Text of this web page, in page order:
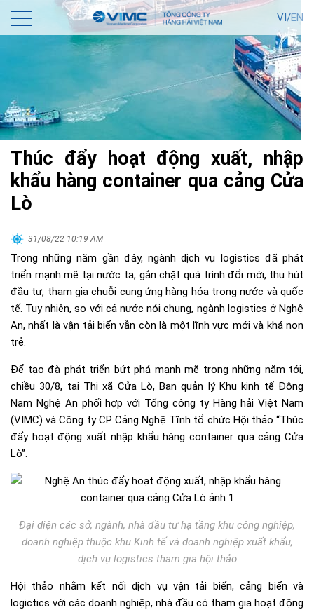
VI/EN
Thúc đẩy hoạt động xuất, nhập
khẩu hàng container qua cảng Cửa
Lò
31/08/22 10:19 AM
Trong những năm gần đây, ngành dịch vụ logistics đã phát
triển mạnh mẽ tại nước ta, gắn chặt quá trình đổi mới, thu hút
đầu tư, tham gia chuỗi cung ứng hàng hóa trong nước và quốc
tế. Tuy nhiên, so với cả nước nói chung, ngành logistics ở Nghệ
An, nhất là vận tải biển vẫn còn là một lĩnh vực mới và khá non
trẻ.
Để tạo đà phát triển bứt phá mạnh mẽ trong những năm tới,
chiều 30/8, tại Thị xã Cửa Lò, Ban quản lý Khu kinh tế Đông
Nam Nghệ An phối hợp với Tổng công ty Hàng hải Việt Nam
(VIMC) và Công ty CP Cảng Nghệ Tĩnh tổ chức Hội thảo “Thúc
đẩy hoạt động xuất nhập khẩu hàng container qua cảng Cửa
Lò”.
Đại diện các sở, ngành, nhà đầu tư hạ tầng khu công nghiệp,
doanh nghiệp thuộc khu Kinh tế và doanh nghiệp xuất khẩu,
dịch vụ logistics tham gia hội thảo
Hội thảo nhằm kết nối dịch vụ vận tải biển, cảng biển và
logictics với các doanh nghiệp, nhà đầu có tham gia hoạt động